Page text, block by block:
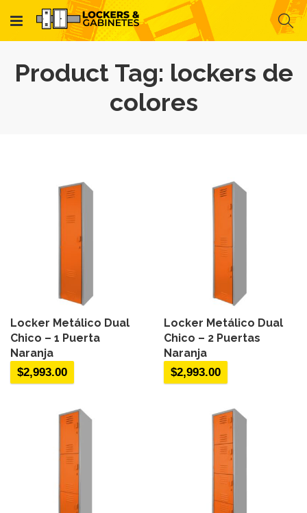
Product Tag: lockers de
colores
Locker Metálico Dual
Chico – 1 Puerta
Naranja
$2,993.00
Locker Metálico Dual
Chico – 2 Puertas
Naranja
$2,993.00